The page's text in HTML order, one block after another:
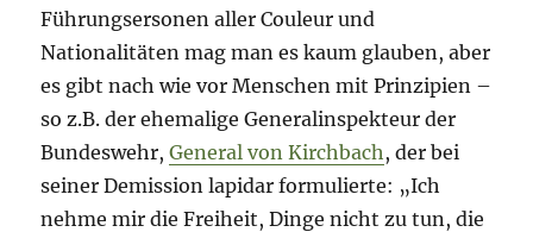
Führungsersonen aller Couleur und
Nationalitäten mag man es kaum glauben, aber
es gibt nach wie vor Menschen mit Prinzipien –
so z.B. der ehemalige Generalinspekteur der
Bundeswehr,General von Kirchbach , der bei
seiner Demission lapidar formulierte: „Ich
nehme mir die Freiheit, Dinge nicht zu tun, die